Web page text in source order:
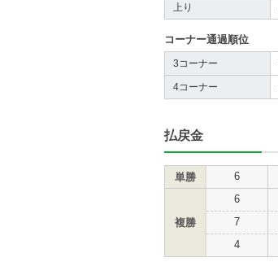
上り
コーナー通過順位
3コーナー
4コーナー
払戻金
単勝 6
複勝
6
7
4